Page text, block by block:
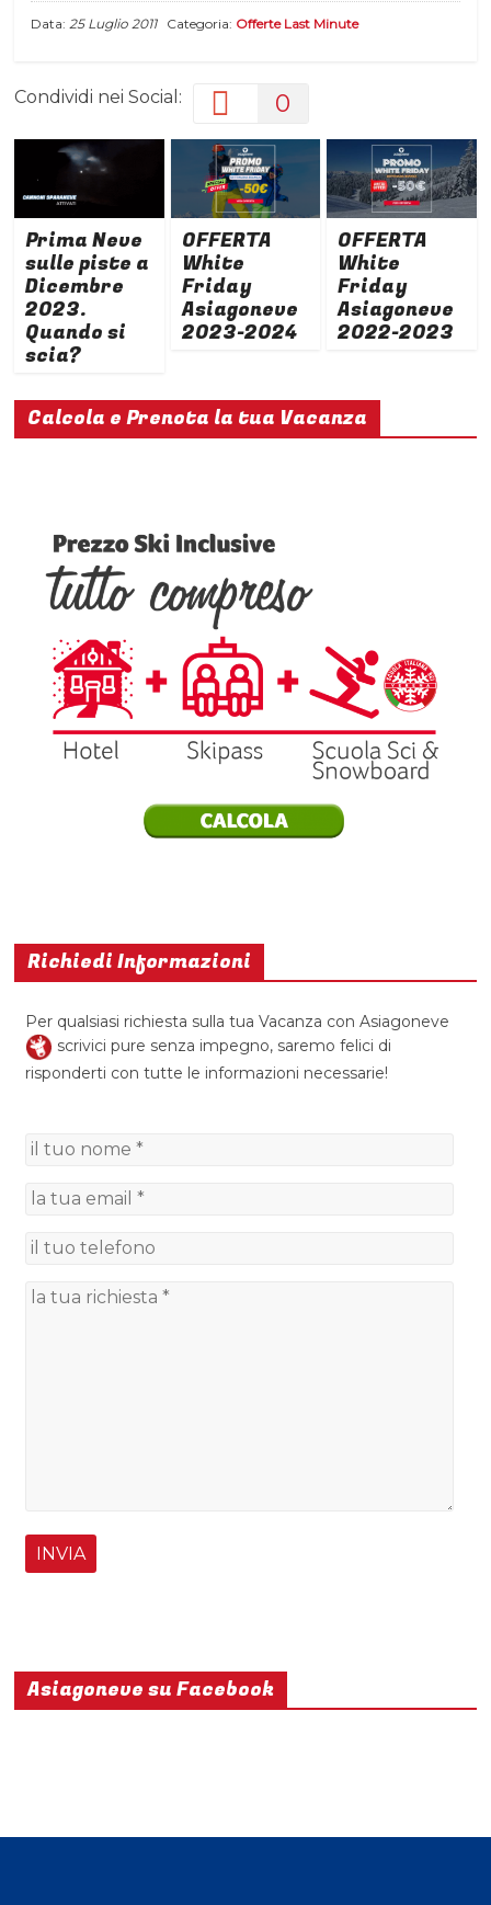
Data:25 Luglio 2011Categoria: Offerte Last Minute
Condividi nei Social: 0
Prima Neve
sulle piste a
Dicembre
2023.
Quando si
scia?
OFFERTA
White
Friday
Asiagoneve
2023-2024
OFFERTA
White
Friday
Asiagoneve
2022-2023
Calcola e Prenota la tua Vacanza
Richiedi Informazioni
Per qualsiasi richiesta sulla tua Vacanza con Asiagoneve
scrivici pure senza impegno, saremo felici di
risponderti con tutte le informazioni necessarie!
Asiagoneve su Facebook